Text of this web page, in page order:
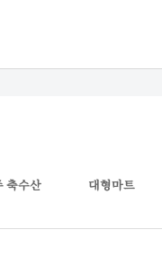
축수산 대형마트